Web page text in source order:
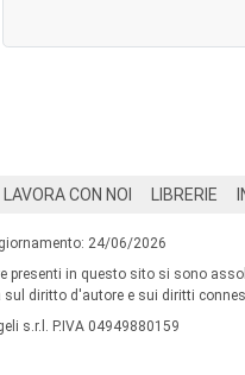
LAVORA CON NOI LIBRERIE
24/06/2026
presenti in questo sito si sono
sul diritto d'autore e sui diritti
s.r.l. P.IVA 04949880159